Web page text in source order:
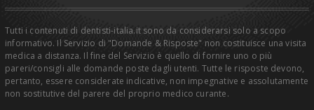
Tutti i contenuti di dentisti-italia.it sono da considerarsi solo a scopo
informativo. Il Servizio di "Domande & Risposte" non costituisce una visita
medica a distanza. Il fine del Servizio è quello di fornire uno o più
pareri/consigli alle domande poste dagli utenti. Tutte le risposte devono,
pertanto, essere considerate indicative, non impegnative e assolutamente
non sostitutive del parere del proprio medico curante.